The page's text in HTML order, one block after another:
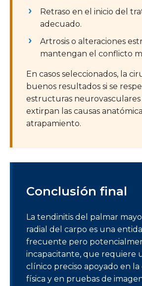
Retraso en el inicio del
adecuado.
Artrosis o alteraciones
mantengan el conflicto
En casos seleccionados, la
buenos resultados si se
estructuras neurovasculares
extirpan las causas
atrapamiento.
Conclusión final
La tendinitis del palmar
radial del carpo es una
frecuente pero
incapacitante, que requiere
clínico preciso apoyado en
física y en pruebas de